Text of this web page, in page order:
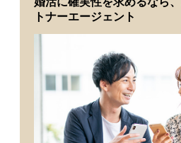
トナーエージェント